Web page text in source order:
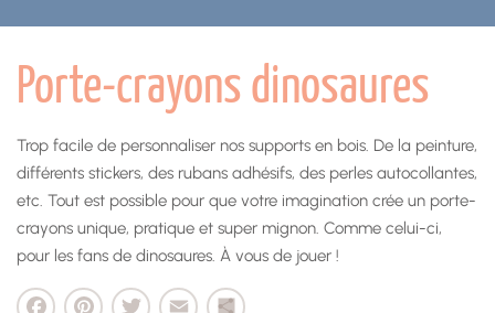
Porte-crayons dinosaures
Trop facile de personnaliser nos supports en bois. De la peinture,
différents stickers, des rubans adhésifs, des perles autocollantes,
etc. Tout est possible pour que votre imagination crée un porte-
crayons unique, pratique et super mignon. Comme celui-ci,
pour les fans de dinosaures. À vous de jouer !